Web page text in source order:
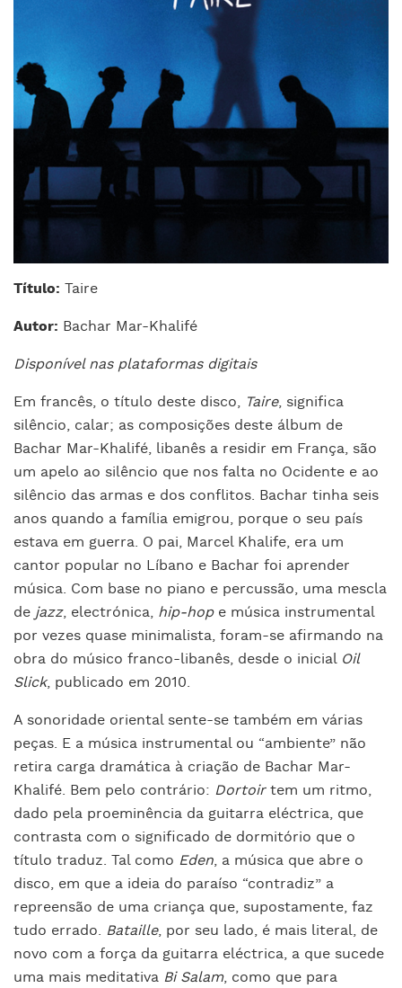
Título: Taire
Autor: Bachar Mar-Khalifé
Disponível nas plataformas digitais
Em francês, o título deste disco, Taire, significa
silêncio, calar; as composições deste álbum de
Bachar Mar-Khalifé, libanês a residir em França, são
um apelo ao silêncio que nos falta no Ocidente e ao
silêncio das armas e dos conflitos. Bachar tinha seis
anos quando a família emigrou, porque o seu país
estava em guerra. O pai, Marcel Khalife, era um
cantor popular no Líbano e Bachar foi aprender
música. Com base no piano e percussão, uma mescla
de jazz, electrónica, hip-hope música instrumental
por vezes quase minimalista, foram-se afirmando na
obra do músico franco-libanês, desde o inicial Oil
Slick, publicado em 2010.
A sonoridade oriental sente-se também em várias
peças. E a música instrumental ou “ambiente” não
retira carga dramática à criação de Bachar Mar-
Khalifé. Bem pelo contrário: Dortoirtem um ritmo,
dado pela proeminência da guitarra eléctrica, que
contrasta com o significado de dormitório que o
título traduz. Tal como Eden, a música que abre o
disco, em que a ideia do paraíso “contradiz” a
repreensão de uma criança que, supostamente, faz
tudo errado. Bataille, por seu lado, é mais literal, de
novo com a força da guitarra eléctrica, a que sucede
uma mais meditativa Bi Salam, como que para